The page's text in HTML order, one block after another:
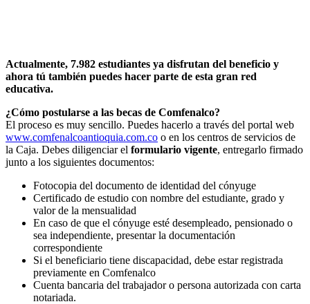
Actualmente, 7.982 estudiantes ya disfrutan del beneficio y
ahora tú también puedes hacer parte de esta gran red
educativa.
¿Cómo postularse a las becas de Comfenalco?
El proceso es muy sencillo. Puedes hacerlo a través del portal web
www.comfenalcoantioquia.com.co o en los centros de servicios de
la Caja. Debes diligenciar el formulario vigente, entregarlo firmado
junto a los siguientes documentos:
Fotocopia del documento de identidad del cónyuge
Certificado de estudio con nombre del estudiante, grado y
valor de la mensualidad
En caso de que el cónyuge esté desempleado, pensionado o
sea independiente, presentar la documentación
correspondiente
Si el beneficiario tiene discapacidad, debe estar registrada
previamente en Comfenalco
Cuenta bancaria del trabajador o persona autorizada con carta
notariada.